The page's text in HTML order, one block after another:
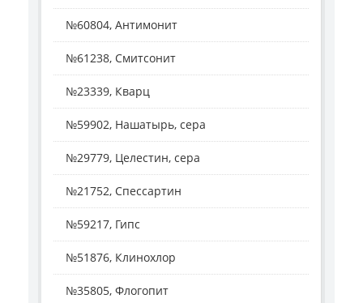
№60804, Антимонит
№61238, Смитсонит
№23339, Кварц
№59902, Нашатырь, сера
№29779, Целестин, сера
№21752, Спессартин
№59217, Гипс
№51876, Клинохлор
№35805, Флогопит